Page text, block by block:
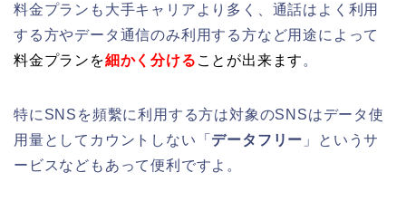
料金プランも大手キャリアより多く、通話はよく利用
する方やデータ通信のみ利用する方など用途によって
料金プランを細かく分ける ことが出来ます 。
特にSNSを頻繫に利用する方は対象のSNSはデータ使
用量としてカウントしない「 データフリー 」というサ
ービスなどもあって便利ですよ。